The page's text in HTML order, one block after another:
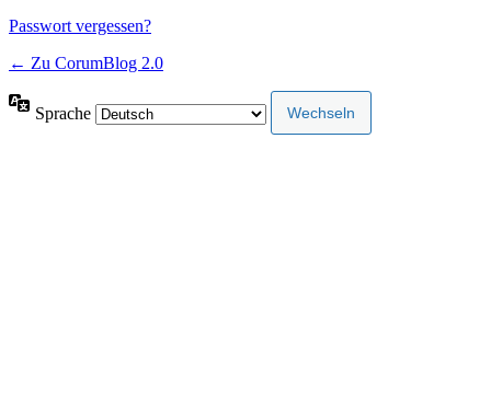
Passwort vergessen?
← Zu CorumBlog 2.0
Sprache